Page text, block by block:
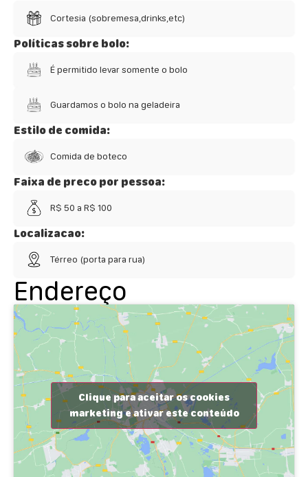
Cortesia (sobremesa,drinks,etc)
Políticas sobre bolo:
É permitido levar somente o bolo
Guardamos o bolo na geladeira
Estilo de comida:
Comida de boteco
Faixa de preco por pessoa:
R$ 50 a R$ 100
Localizacao:
Térreo (porta para rua)
Endereço
Clique para aceitar os cookies
marketing e ativar este conteúdo